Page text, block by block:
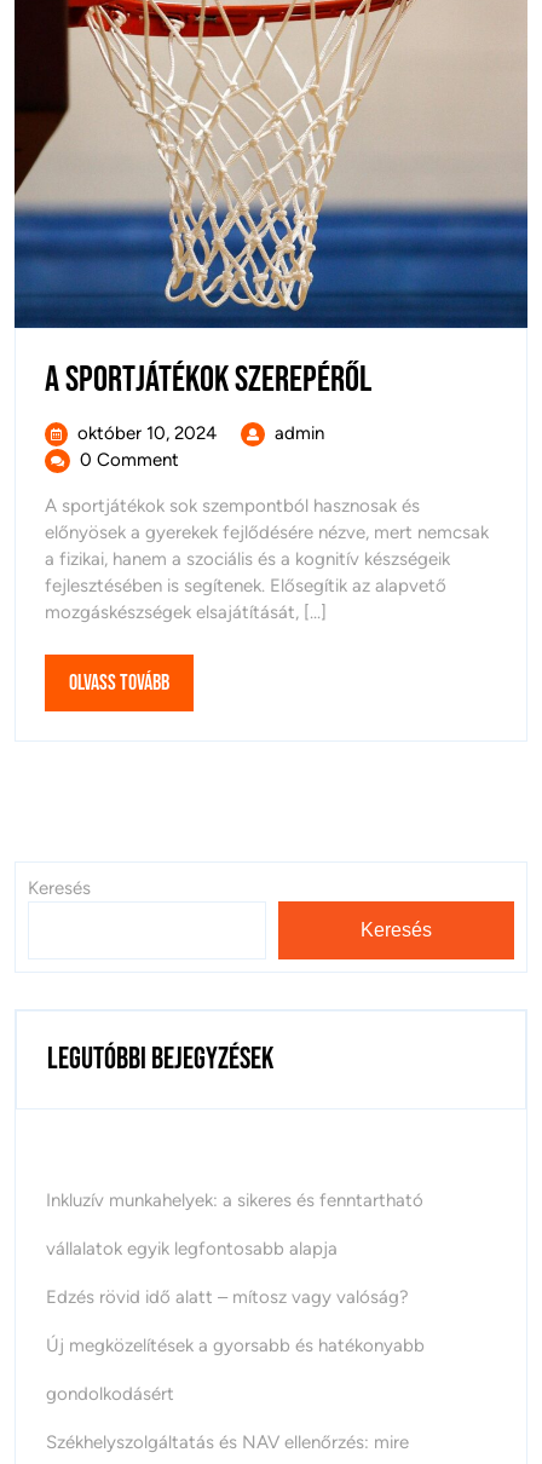
A sportjátékok szerepérőlA
október 10, 2024októberadminA
0 Comment
A sportjátékok sok szempontból hasznosak és
előnyösek a gyerekek fejlődésére nézve, mert nemcsak
a fizikai, hanem a szociális és a kognitív készségeik
fejlesztésében is segítenek. Elősegítik az alapvető
mozgáskészségek elsajátítását, [...]
Olvass továbbOlvass
tovább
Keresés
Keresés
Legutóbbi bejegyzések
Inkluzív munkahelyek: a sikeres és fenntartható
vállalatok egyik legfontosabb alapja
Edzés rövid idő alatt – mítosz vagy valóság?
Új megközelítések a gyorsabb és hatékonyabb
gondolkodásért
Székhelyszolgáltatás és NAV ellenőrzés: mire